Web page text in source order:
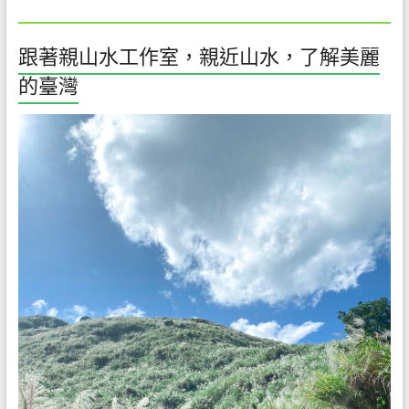
您
對
我
們
的
對
以
尊
重
自
跟著親山水工作室，親近山水，了解美麗
的臺灣